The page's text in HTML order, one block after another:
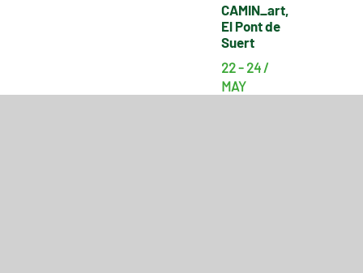
CAMIN_art,
El Pont de
Suert
22 - 24 /
MAY